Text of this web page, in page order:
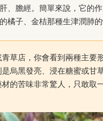
、膽經。簡單來說，它的
橘子、金桔那種生津潤肺的
草店，你會看到兩種主要
烏黑發亮、浸在糖蜜或甘
的苦味非常驚人，只敢取